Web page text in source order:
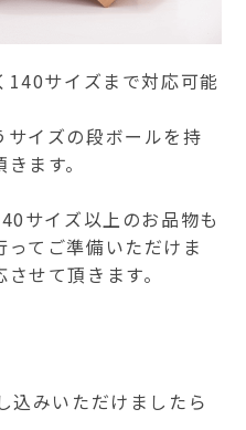
140サイズまで対応可能
イズの段ボールを持
ます。
サイズ以上のお品物も
てご準備いただけま
せて頂きます。
込みいただけましたら